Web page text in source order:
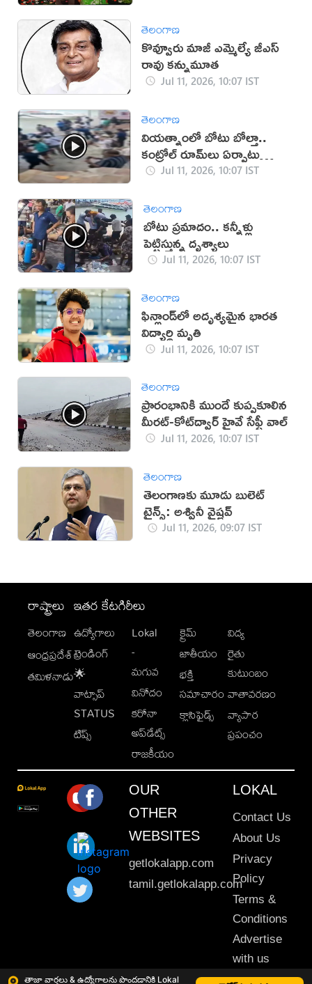
తాజా వార్తలు & ఉద్యోగాలను పొందడానికి Lokal
తెలంగాణ
కొవ్వూరు మాజీ ఎమ్మెల్యే జీ‌ఎస్
రావు కన్నుమూత
Jul 11, 2026, 10:07 IST
తెలంగాణ
వియత్నాంలో బోటు బోల్తా..
కంట్రోల్ రూమ్‌లు ఏర్పాటు
(వీడియో)
Jul 11, 2026, 10:07 IST
తెలంగాణ
బోటు ప్రమాదం.. కన్నీళ్లు
పెట్టిస్తున్న దృశ్యాలు
Jul 11, 2026, 10:07 IST
తెలంగాణ
ఫిన్లాండ్‌లో అదృశ్యమైన భారత
విద్యార్థి మృతి
Jul 11, 2026, 10:07 IST
తెలంగాణ
ప్రారంభానికి ముందే కుప్పకూలిన
మీరట్-కోట్‌ద్వార్ హైవే సేఫ్టీ వాల్
Jul 11, 2026, 10:07 IST
తెలంగాణ
తెలంగాణకు మూడు బులెట్
ట్రైన్స్: అశ్వినీ వైష్ణవ్
Jul 11, 2026, 09:07 IST
రాష్ట్రాలు
తెలంగాణ
ఆంధ్రప్రదేశ్
తమిళనాడు
ఇతర కేటగిరీలు
ఉద్యోగాలు
ట్రెండింగ్
🌟
వాట్సాప్
STATUS
టిప్స్
Lokal
-
మగువ
వినోదం
కరోనా
అప్‌డేట్స్
రాజకీయం
క్రైమ్
జాతీయం
భక్తి
సమాచారం
క్లాసిఫైడ్స్
విద్య
రైతు
కుటుంబం
వాతావరణం
వ్యాపార
ప్రపంచం
OUR
OTHER
WEBSITES
getlokalapp.com
tamil.getlokalapp.com
LOKAL
Contact Us
About Us
Privacy
Policy
Terms &
Conditions
Advertise
with us
Sitemap